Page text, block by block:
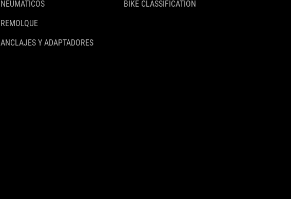
NEUMÁTICOS
REMOLQUE
ANCLAJES Y ADAPTADORES
BIKE CLASSIFICATION